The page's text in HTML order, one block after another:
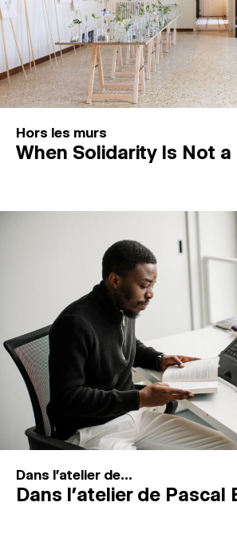
Hors les murs
When Solidarity Is Not
Dans l'atelier de...
Dans l’atelier de Pascal